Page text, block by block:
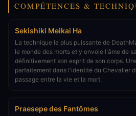
COMPÉTENCES &
Sekishiki Meikai Ha
La technique la plus puissante de
le monde des morts et y envoie l'âme de
définitivement son esprit de son corps.
parfaitement dans l'identité du Chevalier
passage entre la vie et la mort.
Praesepe des Fantômes